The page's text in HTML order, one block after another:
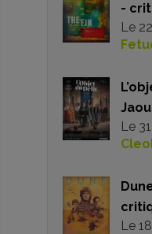
-
Le
Le
Le